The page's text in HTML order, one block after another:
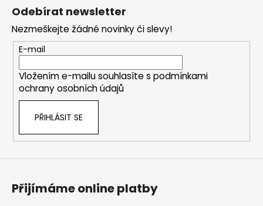
Odebírat newsletter
Nezmeškejte žádné novinky či slevy!
E-mail
Vložením e-mailu souhlasíte s podmínkami
ochrany osobních údajů
PŘIHLÁSIT SE
Přijímáme online platby